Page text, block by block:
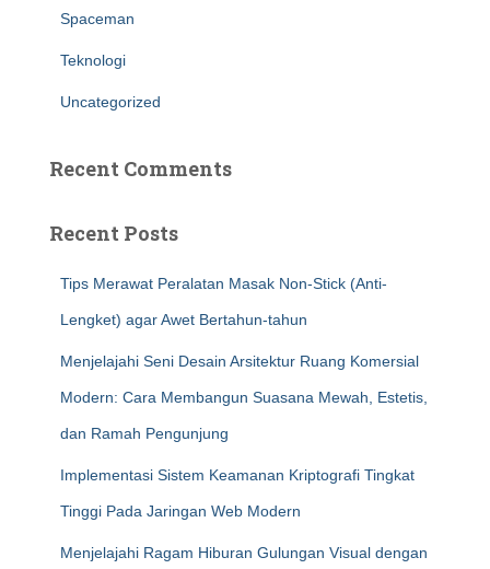
Spaceman
Teknologi
Uncategorized
Recent Comments
Recent Posts
Tips Merawat Peralatan Masak Non-Stick (Anti-
Lengket) agar Awet Bertahun-tahun
Menjelajahi Seni Desain Arsitektur Ruang Komersial
Modern: Cara Membangun Suasana Mewah, Estetis,
dan Ramah Pengunjung
Implementasi Sistem Keamanan Kriptografi Tingkat
Tinggi Pada Jaringan Web Modern
Menjelajahi Ragam Hiburan Gulungan Visual dengan